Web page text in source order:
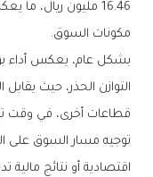
16.46 مليون ريال،
مكونات السوق.
بشكل عام، يعكس أداء
التوازن الحذر، حيث
قطاعات أخرى، في وقت
توجيه مسار السوق على
اقتصادية أو نتائج مالية